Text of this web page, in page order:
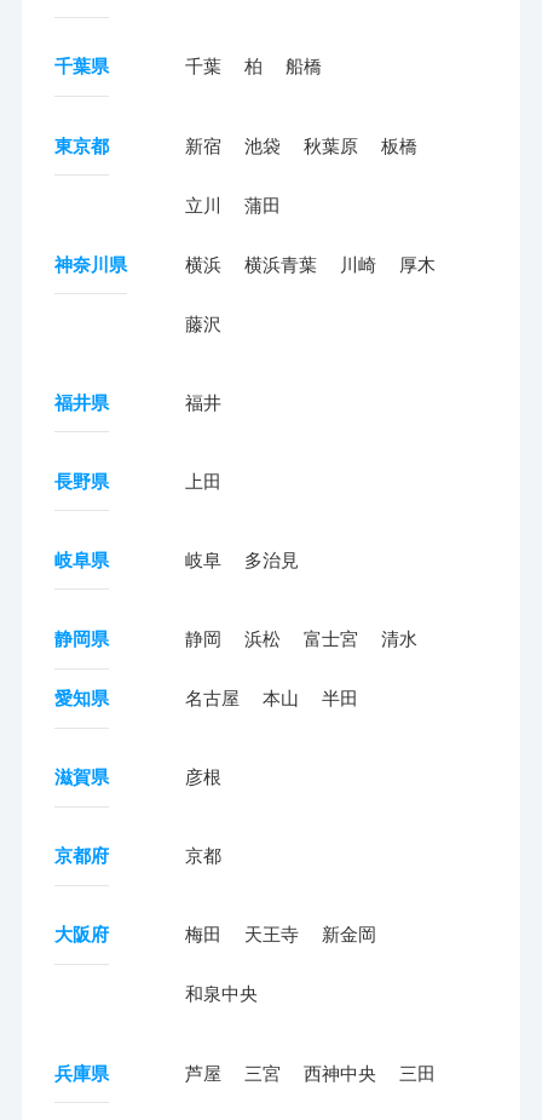
千葉県 千葉 柏 船橋
東京都 新宿 池袋 秋葉原 板橋
立川 蒲田
神奈川県 横浜 横浜青葉 川崎 厚木
藤沢
福井県 福井
長野県 上田
岐阜県 岐阜 多治見
静岡県 静岡 浜松 富士宮 清水
愛知県 名古屋 本山 半田
滋賀県 彦根
京都府 京都
大阪府 梅田 天王寺 新金岡
和泉中央
兵庫県 芦屋 三宮 西神中央 三田